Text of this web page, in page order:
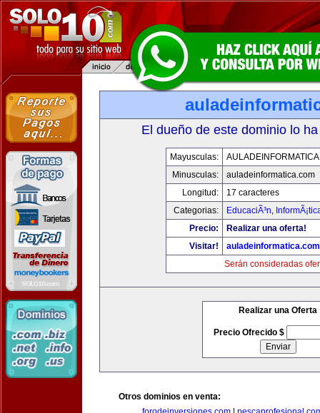
El dueño de este dominio lo
Mayusculas:
Minusculas:
auladeinformatica.com
Longitud:
17 caracteres
Categorias:
EducaciÃ³n,
Precio:
Realizar una oferta!
Visitar!
auladeinformatica.com
Serán consideradas
Realizar una Oferta
Precio Ofrecido $
Otros dominios en venta: